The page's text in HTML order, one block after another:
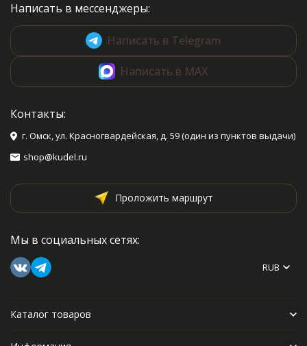
Написать в мессенджеры:
Написать в Telegram
Написать в MAX
Контакты:
г. Омск, ул. Красногвардейская, д. 59 (один из пунктов выдачи)
shop@kudel.ru
Проложить маршрут
Мы в социальных сетях:
RUB
Каталог товаров